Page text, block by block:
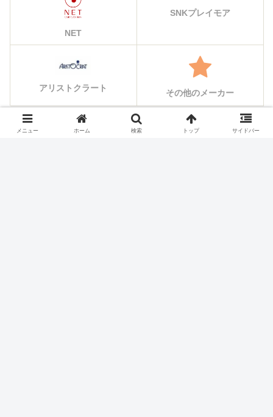
NET
SNKプレイモア
アリストクラート その他のメーカー
メニュー ホーム 検索 トップ サイドバー